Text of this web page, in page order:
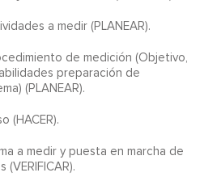
a medir (PLANEAR).
de medición (Objetivo,
preparación de
(PLANEAR).
(HACER).
a medir y puesta en marcha de